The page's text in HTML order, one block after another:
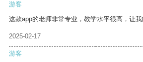
游客
这款app的老师非常专业，教学水平很高，让我
2025-02-17
游客